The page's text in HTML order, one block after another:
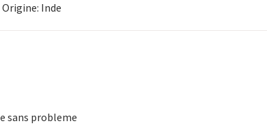
Origine: Inde
sans probleme